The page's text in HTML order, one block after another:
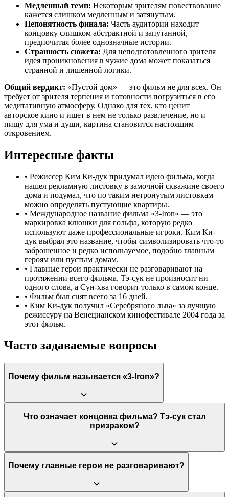
Медленный темп: Некоторым зрителям повествование
кажется слишком медленным и затянутым.
Непонятность финала: Часть аудитории находит
концовку слишком абстрактной и запутанной,
предпочитая более однозначные истории.
Странность сюжета: Для неподготовленного зрителя
идея проникновения в чужие дома может показаться
странной и лишенной логики.
Общий вердикт: «Пустой дом» — это фильм не для всех. Он
требует от зрителя терпения и готовности погрузиться в его
медитативную атмосферу. Однако для тех, кто ценит
авторское кино и ищет в нем не только развлечение, но и
пищу для ума и души, картина становится настоящим
откровением.
Интересные факты
• Режиссер Ким Ки-дук придумал идею фильма, когда
нашел рекламную листовку в замочной скважине своего
дома и подумал, что по таким нетронутым листовкам
можно определять пустующие квартиры.
• Международное название фильма «3-Iron» — это
маркировка клюшки для гольфа, которую редко
используют даже профессиональные игроки. Ким Ки-
дук выбрал это название, чтобы символизировать что-то
заброшенное и редко используемое, подобно главным
героям или пустым домам.
• Главные герои практически не разговаривают на
протяжении всего фильма. Тэ-сук не произносит ни
одного слова, а Сун-хва говорит только в самом конце.
• Фильм был снят всего за 16 дней.
• Ким Ки-дук получил «Серебряного льва» за лучшую
режиссуру на Венецианском кинофестивале 2004 года за
этот фильм.
Часто задаваемые вопросы
Почему фильм называется «3-Iron»?
Международное название фильма, «3-Iron», отсылает к номеру
клюшки для гольфа. Режиссер Ким Ки-дук объяснял, что
символизирует одиночество, заброшенность, а также самих
главных героев, которые являются «редкими», не
вписывающимися в общество людьми. Кроме того, именно
этой клюшкой Тэ-сук защищает Сун-хва, превращая предмет
Что означает концовка фильма? Тэ-сук стал
призраком?
Концовка открыта для интерпретаций. Самая популярная
духовного просветления и научился быть невидимым, став
своего рода призраком или духом, которого может видеть
Почему главные герои не разговаривают?